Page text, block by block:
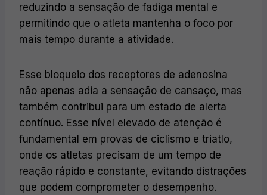
reduzindo a sensação de fadiga mental e
permitindo que o atleta mantenha o foco por
mais tempo durante a atividade.
Esse bloqueio dos receptores de adenosina
não apenas adia a sensação de cansaço, mas
também contribui para um estado de alerta
contínuo. Esse nível elevado de atenção é
fundamental em provas de ciclismo e triatlo,
onde os atletas precisam de um tempo de
reação rápido e constante, evitando distrações
que podem comprometer o desempenho.